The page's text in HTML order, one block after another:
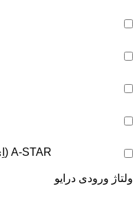
A-STAR (اِی اِستار)
ولتاژ ورودی درایو